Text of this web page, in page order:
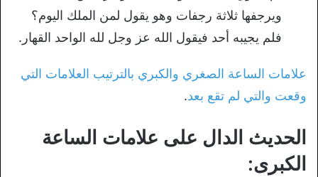
ويرجفها ثلاثة رجفات وهو يقول لمن الملك اليوم؟
فلم يجيبه أحد فيقول الله عز وجل لله الواحد القهار.
علامات الساعة الصغري والكبري بالترتيب العلامات التي
وقعت والتي لم تقع بعد.
الحديث الدال على علامات الساعة
الكبرى: